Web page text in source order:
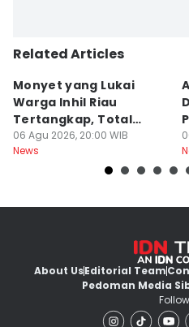
Related Articles
Monyet yang Lukai
Warga Inhil Riau
Tertangkap, Total
Korban 19 Orang
06 Agu 2026, 20:00 WIB
News
About UsEditorial Team
Pedoman Media